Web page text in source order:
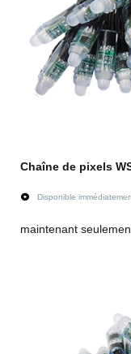
Chaîne de pixels
Disponible
maintenant